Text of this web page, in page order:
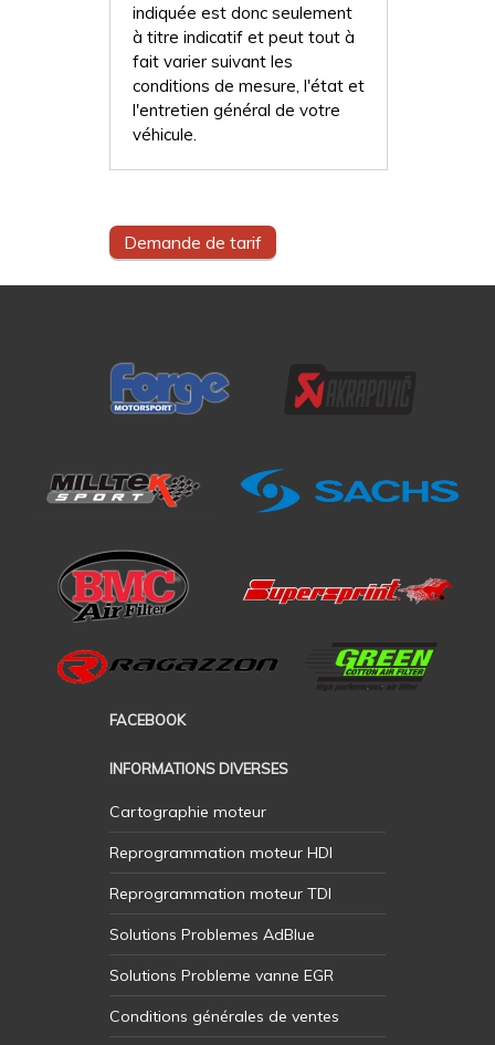
indiquée est donc seulement
à titre indicatif et peut tout à
fait varier suivant les
conditions de mesure, l'état et
l'entretien général de votre
véhicule.
Demande de tarif
FACEBOOK
INFORMATIONS DIVERSES
Cartographie moteur
Reprogrammation moteur HDI
Reprogrammation moteur TDI
Solutions Problemes AdBlue
Solutions Probleme vanne EGR
Conditions générales de ventes